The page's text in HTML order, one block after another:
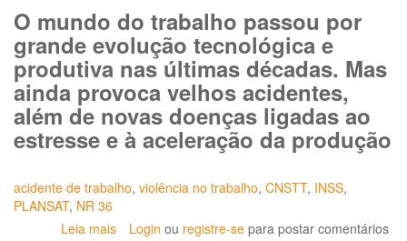
renovação
de
maquinário
industrial
O mundo do trabalho passou por
grande evolução tecnológica e
produtiva nas últimas décadas. Mas
ainda provoca velhos acidentes,
além de novas doenças ligadas ao
estresse e à aceleração da produção
acidente de trabalho, violência no trabalho, CNSTT, INSS,
PLANSAT, NR 36
Leia mais sobre
Login ou registre-se para postar comentários